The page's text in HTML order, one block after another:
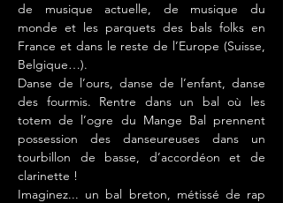
de musique actuelle, de musique du
monde et les parquets des bals folks en
France et dans le reste de l’Europe (Suisse,
Belgique…).
Danse de l’ours, danse de l’enfant, danse
des fourmis. Rentre dans un bal où les
totem de l’ogre du Mange Bal prennent
possession des danseureuses dans un
tourbillon de basse, d’accordéon et de
clarinette !
Imaginez... un bal breton, métissé de rap